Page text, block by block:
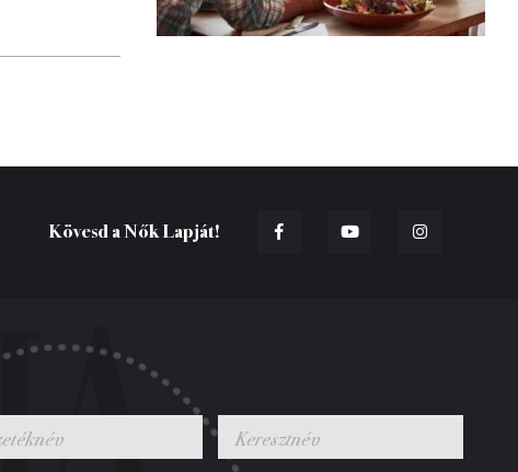
Kövesd a Nők Lapját!